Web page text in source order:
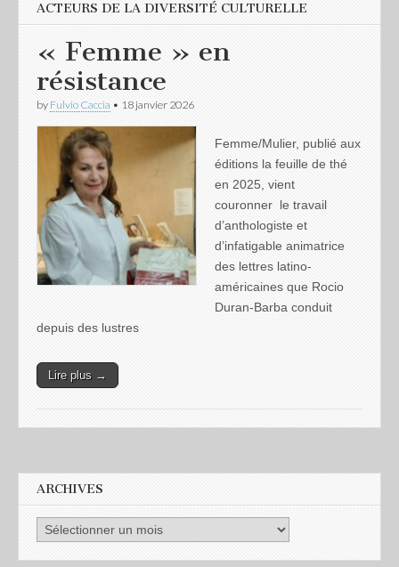
ACTEURS DE LA DIVERSITÉ CULTURELLE
« Femme » en
résistance
by Fulvio Caccia • 18 janvier 2026
Femme/Mulier, publié aux
éditions la feuille de thé
en 2025, vient
couronner le travail
d’anthologiste et
d’infatigable animatrice
des lettres latino-
américaines que Rocio
Duran-Barba conduit
depuis des lustres
Lire plus →
ARCHIVES